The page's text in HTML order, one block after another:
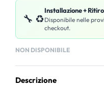
🔧 ♻️
Installazione +
Disponibile nelle
checkout.
NON DISPONIBILE
Descrizione